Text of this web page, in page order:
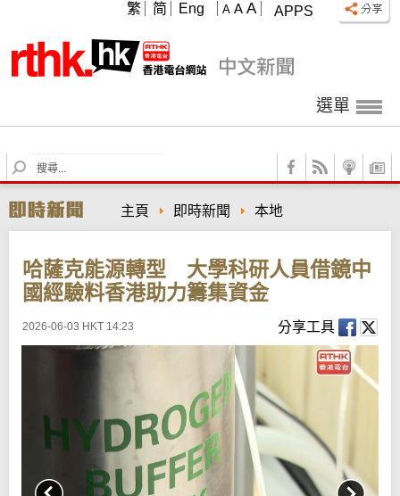
APPS
A A A
繁 简 Eng
選單
S
e
r
c
主頁 即時新聞 本地
哈薩克能源轉型 大學科研人員借鏡中
國經驗料香港助力籌集資金
2026-06-03 HKT 14:23 分享工具